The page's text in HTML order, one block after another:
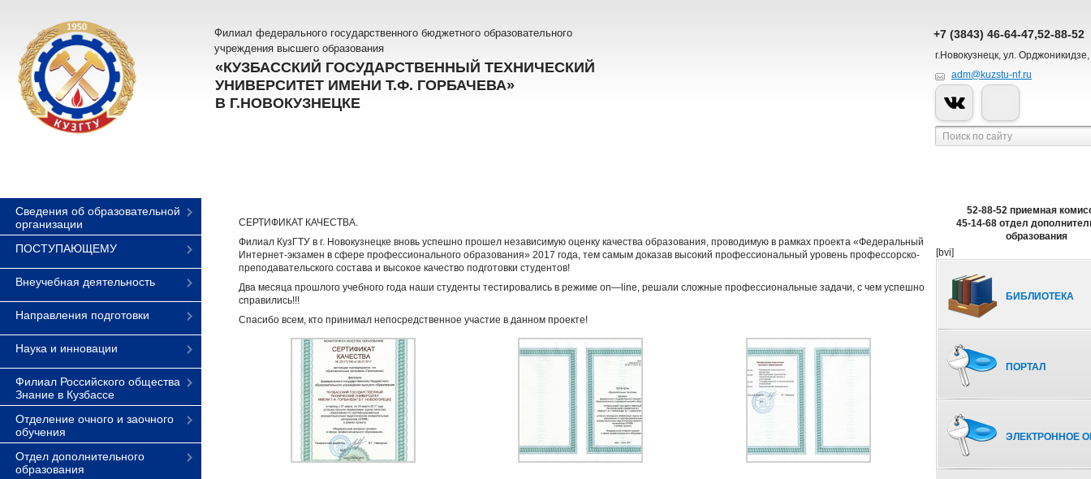
Филиал федерального государственного бюджетного образовательного
учреждения высшего образования
«КУЗБАССКИЙ ГОСУДАРСТВЕННЫЙ ТЕХНИЧЕСКИЙ
УНИВЕРСИТЕТ ИМЕНИ Т.Ф. ГОРБАЧЕВА»
В Г.НОВОКУЗНЕЦКЕ
+7 (3843) 46-64-47,52-88-52
г.Новокузнецк, ул.
adm@kuzstu-nf.ru
Сведения об образовательной
организации
ПОСТУПАЮЩЕМУ
Внеучебная деятельность
Направления подготовки
Наука и инновации
Филиал Российского общества
Знание в Кузбассе
Отделение очного и заочного
обучения
Отдел дополнительного
образования
СЕРТИФИКАТ КАЧЕСТВА.
Филиал КузГТУ в г. Новокузнецке вновь успешно прошел независимую оценку качества образования, проводимую в рамках проекта «Федеральный
Интернет-экзамен в сфере профессионального образования» 2017 года, тем самым доказав высокий профессиональный уровень профессорско-
преподавательского состава и высокое качество подготовки студентов!
Два месяца прошлого учебного года наши студенты тестировались в режиме on—line, решали сложные профессиональные задачи, с чем успешно
справились!!!
Спасибо всем, кто принимал непосредственное участие в данном проекте!
52-88-52 приемная
45-14-68 отдел
образования
[bvi]
БИБЛИОТЕКА
ПОРТАЛ
ЭЛЕКТРОННОЕ